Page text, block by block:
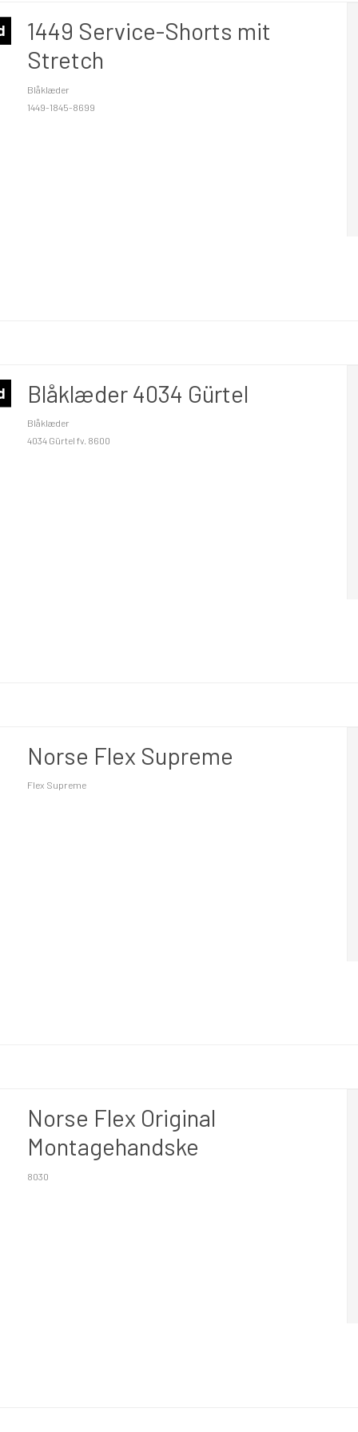
1449 Service-Shorts mit
Stretch
Blåklæder
1449-1845-8699
Blåklæder 4034 Gürtel
Blåklæder
4034 Gürtel fv. 8600
Norse Flex Supreme
Flex Supreme
Norse Flex Original
Montagehandske
8030